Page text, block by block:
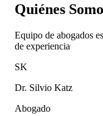
Quiénes
Equipo de abogados
de experiencia
SK
Dr. Silvio Katz
Abogado